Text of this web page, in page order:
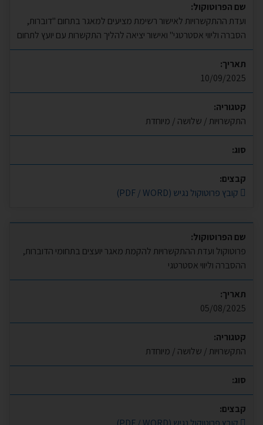
שם הפרוטוקול:
ועדת ההתקשרויות לאישור רשימת מציעים למאגר בתחום "דוברות,
הסברה וליווי אסטרטגי" ואישור יציאה להליך התקשרות עם יועץ לתחום
תאריך:
10/09/2025
קטגוריה:
התקשרויות / שלושה / מיוחדת
סוג:
קבצים:
קובץ פרוטוקול נגיש (PDF / WORD)
שם הפרוטוקול:
פרוטוקול ועדת ההתקשרויות להקמת מאגר יועצים בתחומי הדוברות,
ההסברה וליווי אסטרטגי
תאריך:
05/08/2025
קטגוריה:
התקשרויות / שלושה / מיוחדת
סוג:
קבצים: